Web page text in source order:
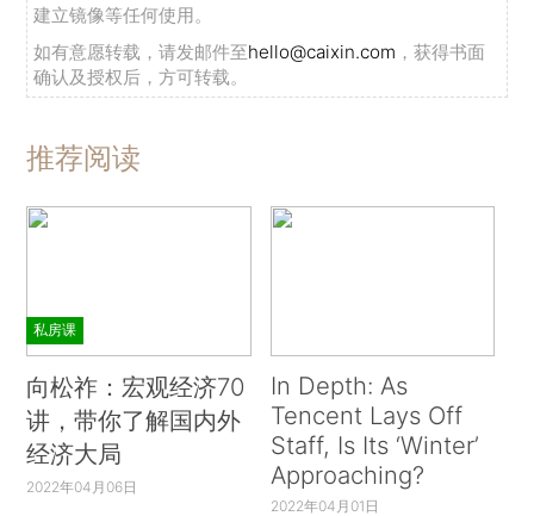
建立镜像等任何使用。
如有意愿转载，请发邮件至hello@caixin.com ，获得书面
确认及授权后，方可转载。
推荐阅读
私房课
向松祚：宏观经济70
讲，带你了解国内外
经济大局
2022年04月06日
In Depth: As
Tencent Lays Off
Staff, Is Its ‘Winter’
Approaching?
2022年04月01日